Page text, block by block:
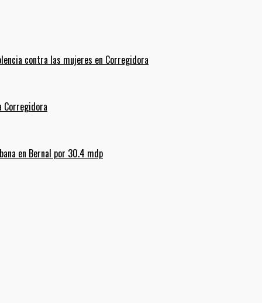
contra las mujeres en Corregidora
Corregidora
en Bernal por 30.4 mdp